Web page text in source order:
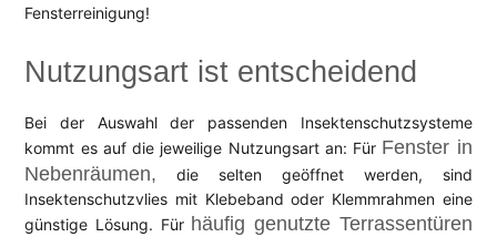
Fensterreinigung!
Nutzungsart ist entscheidend
Bei der Auswahl der passenden Insektenschutzsysteme
kommt es auf die jeweilige Nutzungsart an: Für Fenster in
Nebenräumen, die selten geöffnet werden, sind
Insektenschutzvlies mit Klebeband oder Klemmrahmen eine
günstige Lösung. Für häufig genutzte Terrassentüren